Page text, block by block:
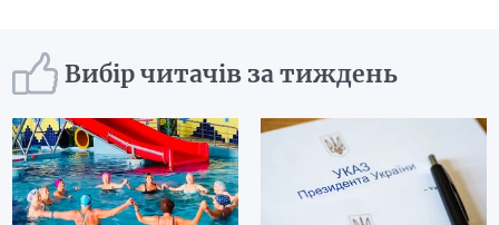
Вибір читачів за тиждень